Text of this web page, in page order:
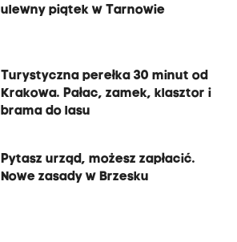
ulewny piątek w Tarnowie
Turystyczna perełka 30 minut od
Krakowa. Pałac, zamek, klasztor i
brama do lasu
Pytasz urząd, możesz zapłacić.
Nowe zasady w Brzesku